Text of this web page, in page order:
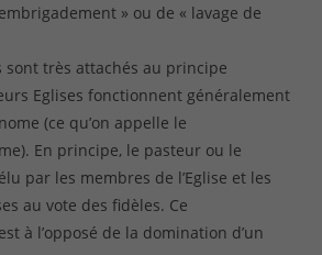
» ou de « lavage de
sont très attachés au principe
Eglises fonctionnent généralement
(ce qu’on appelle le
En principe, le pasteur ou le
par les membres de l’Eglise et les
au vote des fidèles. Ce
à l’opposé de la domination d’un